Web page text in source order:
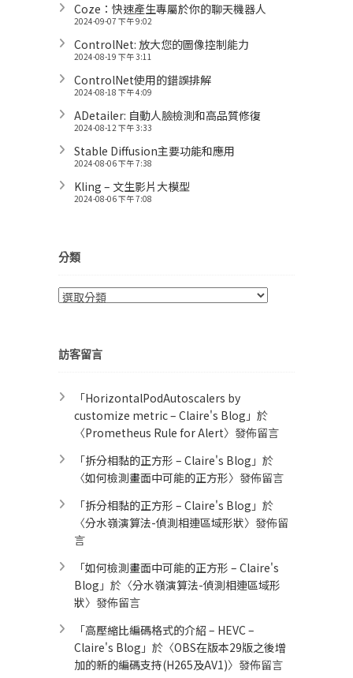
Coze：快速產生專屬於你的聊天機器人
2024-09-07 下午 9:02
ControlNet: 放大您的圖像控制能力
2024-08-19 下午 3:11
ControlNet使用的錯誤排解
2024-08-18 下午 4:09
ADetailer: 自動人臉檢測和高品質修復
2024-08-12 下午 3:33
Stable Diffusion主要功能和應用
2024-08-06 下午 7:38
Kling – 文生影片大模型
2024-08-06 下午 7:08
分類
分
訪客留言
「HorizontalPodAutoscalers by
customize metric – Claire's Blog 」於
〈Prometheus Rule for Alert​〉發佈留言
「拆分相黏的正方形 – Claire's Blog 」於
〈如何檢測畫面中可能的正方形〉發佈留言
「拆分相黏的正方形 – Claire's Blog 」於
〈分水嶺演算法-偵測相連區域形狀〉發佈留
言
「如何檢測畫面中可能的正方形 – Claire's
Blog 」於〈分水嶺演算法-偵測相連區域形
狀〉發佈留言
「高壓縮比編碼格式的介紹 – HEVC –
Claire's Blog 」於〈OBS在版本29版之後增
加的新的編碼支持(H265及AV1)〉發佈留言